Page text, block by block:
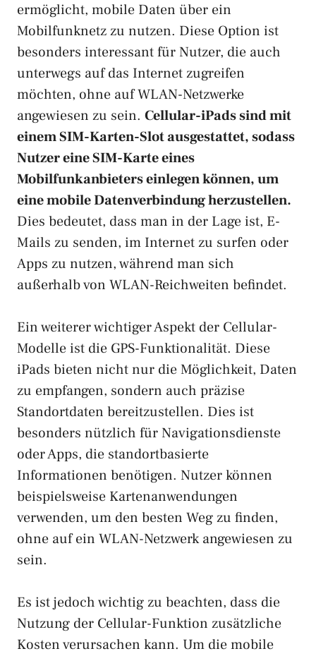
ermöglicht, mobile Daten über ein
Mobilfunknetz zu nutzen. Diese Option ist
besonders interessant für Nutzer, die auch
unterwegs auf das Internet zugreifen
möchten, ohne auf WLAN-Netzwerke
angewiesen zu sein. Cellular-iPads sind mit
einem SIM-Karten-Slot ausgestattet, sodass
Nutzer eine SIM-Karte eines
Mobilfunkanbieters einlegen können, um
eine mobile Datenverbindung herzustellen.
Dies bedeutet, dass man in der Lage ist, E-
Mails zu senden, im Internet zu surfen oder
Apps zu nutzen, während man sich
außerhalb von WLAN-Reichweiten befindet.
Ein weiterer wichtiger Aspekt der Cellular-
Modelle ist die GPS-Funktionalität. Diese
iPads bieten nicht nur die Möglichkeit, Daten
zu empfangen, sondern auch präzise
Standortdaten bereitzustellen. Dies ist
besonders nützlich für Navigationsdienste
oder Apps, die standortbasierte
Informationen benötigen. Nutzer können
beispielsweise Kartenanwendungen
verwenden, um den besten Weg zu finden,
ohne auf ein WLAN-Netzwerk angewiesen zu
sein.
Es ist jedoch wichtig zu beachten, dass die
Nutzung der Cellular-Funktion zusätzliche
Kosten verursachen kann. Um die mobile